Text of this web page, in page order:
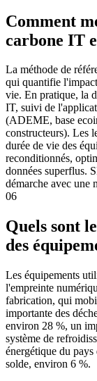
Comment
carbone IT
La méthode de
qui quantifie
vie. En pratique, la
IT, suivi de
(ADEME, base
constructeurs). Les
durée de vie des
reconditionnés,
données superflus.
démarche avec une
06
Quels sont
des
Les équipements
l'empreinte
fabrication, qui
importante des
environ 28 %, un
système de
énergétique du pays
solde, environ 6 %.